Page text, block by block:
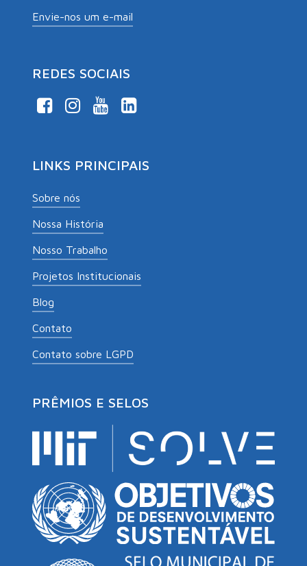
Envie-nos um e-mail
REDES SOCIAIS
LINKS PRINCIPAIS
Sobre nós
Nossa História
Nosso Trabalho
Projetos Institucionais
Blog
Contato
Contato sobre LGPD
PRÊMIOS E SELOS